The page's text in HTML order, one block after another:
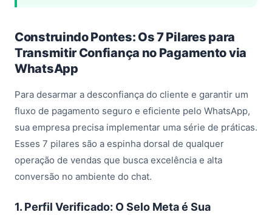
Construindo Pontes: Os 7 Pilares para
Transmitir Confiança no Pagamento via
WhatsApp
Para desarmar a desconfiança do cliente e garantir um
fluxo de pagamento seguro e eficiente pelo WhatsApp,
sua empresa precisa implementar uma série de práticas.
Esses 7 pilares são a espinha dorsal de qualquer
operação de vendas que busca excelência e alta
conversão no ambiente do chat.
1. Perfil Verificado: O Selo Meta é Sua